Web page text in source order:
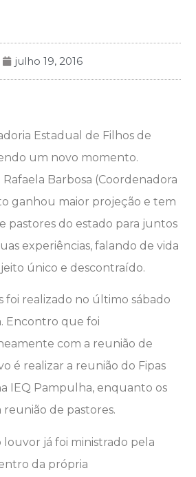
julho 19, 2016
Estadual de Filhos de
um novo momento.
Rafaela Barbosa (Coordenadora
ganhou maior projeção e tem
pastores do estado para juntos
experiências, falando de vida
único e descontraído.
foi realizado no último sábado
Encontro que foi
com a reunião de
é realizar a reunião do Fipas
IEQ Pampulha, enquanto os
reunião de pastores.
louvor já foi ministrado pela
da própria